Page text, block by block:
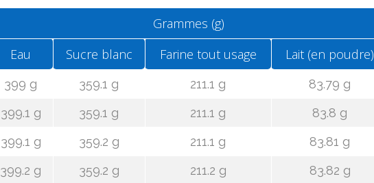
Grammes (g)
Eau
Sucre blanc Farine tout usage Lait (en poudre)
399 g 359.1 g 211.1 g
83.79 g
399.1 g 359.1 g 211.1 g
83.8 g
399.1 g 359.2 g 211.1 g
83.81 g
399.2 g 359.2 g 211.2 g
83.82 g